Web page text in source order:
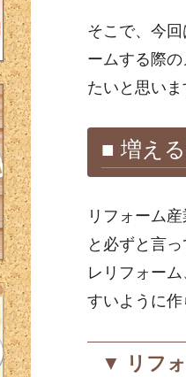
そこで、今
ームする際
たいと思いま
■ 増え
リフォーム
と必ずと言
レリフォー
すいように作
▼ リフ